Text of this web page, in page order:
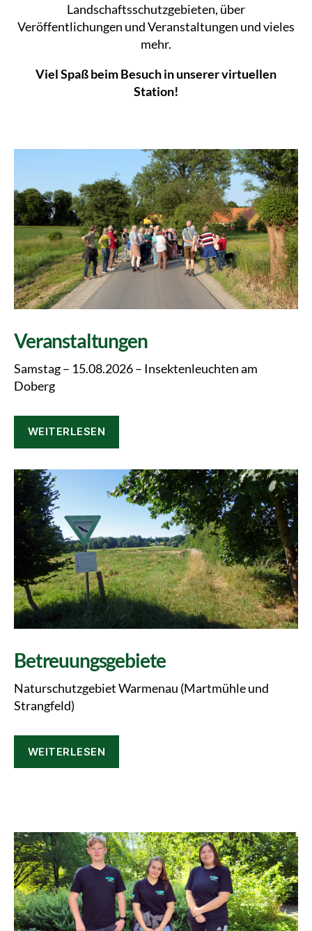
Landschaftsschutzgebieten, über
Veröffentlichungen und Veranstaltungen und vieles
mehr.
Viel Spaß beim Besuch in unserer virtuellen
Station!
Veranstaltungen
Samstag – 15.08.2026 – Insektenleuchten am
Doberg
WEITERLESEN
Betreuungsgebiete
Naturschutzgebiet Warmenau (Martmühle und
Strangfeld)
WEITERLESEN